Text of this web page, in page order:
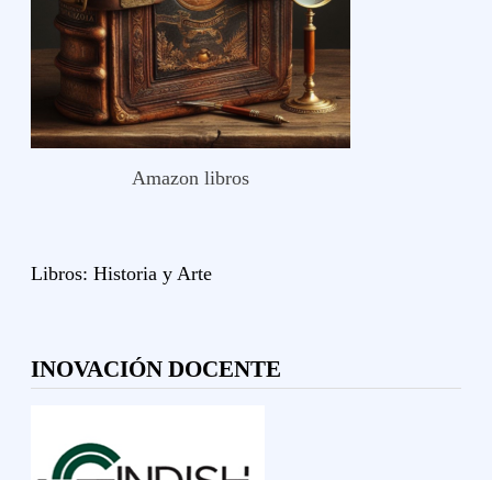
Amazon libros
Libros: Historia y Arte
INOVACIÓN DOCENTE